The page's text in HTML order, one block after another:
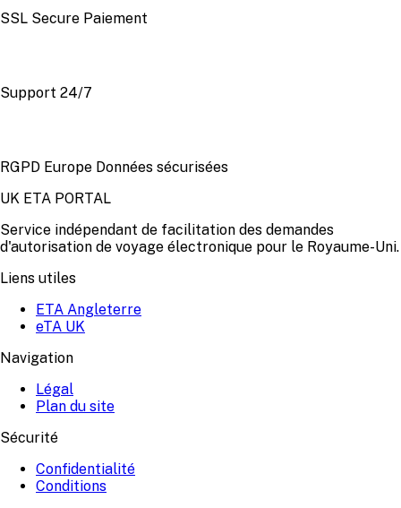
SSL Secure Paiement
Support 24/7
RGPD Europe Données sécurisées
UK ETA PORTAL
Service indépendant de facilitation des demandes
d'autorisation de voyage électronique pour le Royaume-Uni.
Liens utiles
ETA Angleterre
eTA UK
Navigation
Légal
Plan du site
Sécurité
Confidentialité
Conditions